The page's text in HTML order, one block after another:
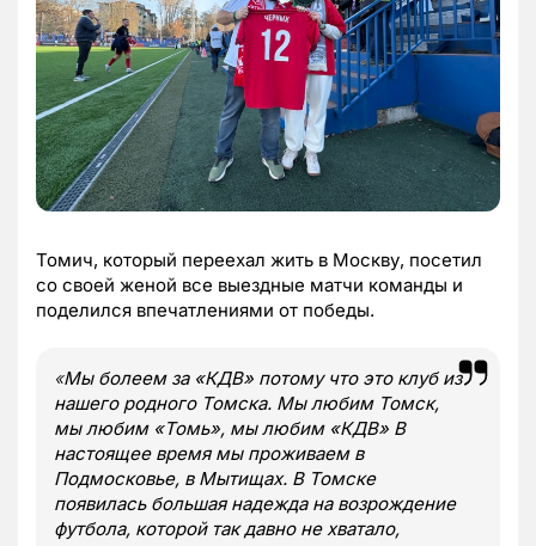
Томич, который переехал жить в Москву, посетил
со своей женой все выездные матчи команды и
поделился впечатлениями от победы.
«Мы болеем за «КДВ» потому что это клуб из
нашего родного Томска. Мы любим Томск,
мы любим «Томь», мы любим «КДВ» В
настоящее время мы проживаем в
Подмосковье, в Мытищах. В Томске
появилась большая надежда на возрождение
футбола, которой так давно не хватало,